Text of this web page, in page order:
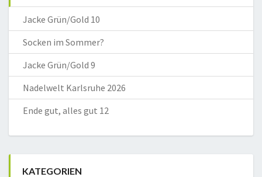
Jacke Grün/Gold 10
Socken im Sommer?
Jacke Grün/Gold 9
Nadelwelt Karlsruhe 2026
Ende gut, alles gut 12
KATEGORIEN